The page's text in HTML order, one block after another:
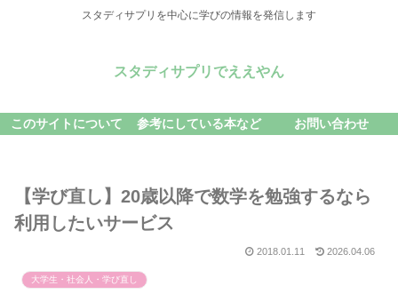
スタディサプリを中心に学びの情報を発信します
スタディサプリでええやん
このサイトについて 参考にしている本など お問い合わせ
【学び直し】20歳以降で数学を勉強するなら
利用したいサービス
2018.01.11 2026.04.06
大学生・社会人・学び直し